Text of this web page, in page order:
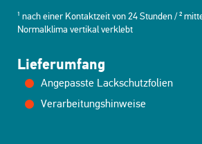
¹ nach einer Kontaktzeit von 24 Stunden / ²
Normalklima vertikal verklebt
Lieferumfang
Angepasste Lackschutzfolien
Verarbeitungshinweise